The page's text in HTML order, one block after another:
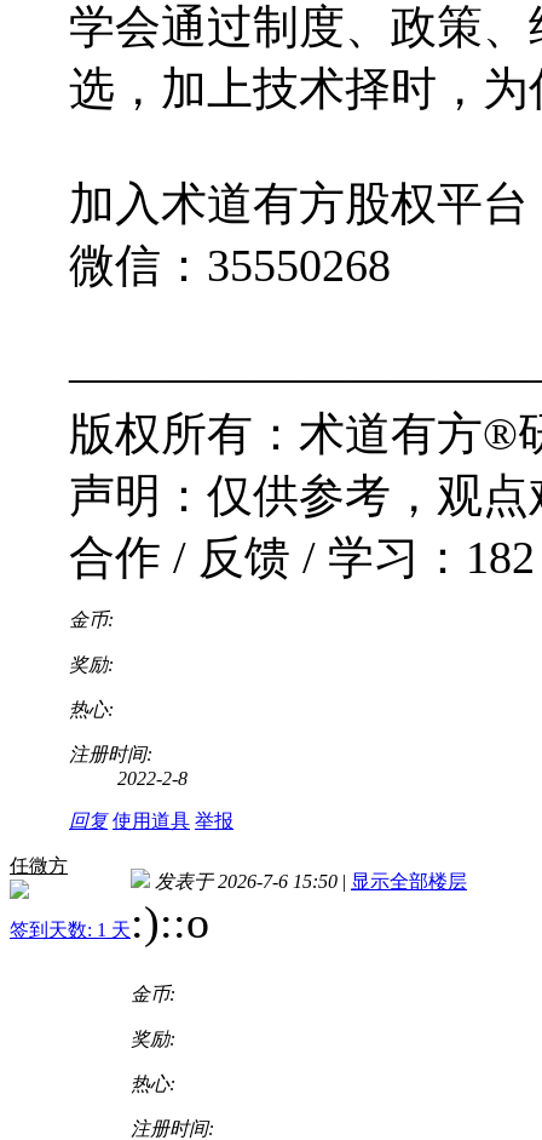
学会通过制度、政策
选，加上技术择时，
加入术道有方股权平
微信：35550268
版权所有：术道有方®
声明：仅供参考，观
合作 / 反馈 / 学习：182
金币:
奖励:
热心:
注册时间:
2022-2-8
回复 使用道具 举报
任微方
签到天数: 1 天
发表于 2026-7-6 15:50 | 显示全部楼层
:)::o
金币:
奖励:
热心:
注册时间: